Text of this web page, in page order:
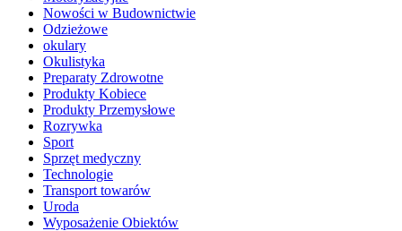
Nowości w Budownictwie
Odzieżowe
okulary
Okulistyka
Preparaty Zdrowotne
Produkty Kobiece
Produkty Przemysłowe
Rozrywka
Sport
Sprzęt medyczny
Technologie
Transport towarów
Uroda
Wyposażenie Obiektów